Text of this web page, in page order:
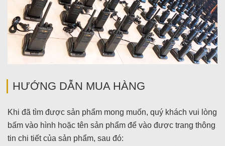
HƯỚNG DẪN MUA HÀNG
Khi đã tìm được sản phẩm mong muốn, quý khách vui lòng
bấm vào hình hoặc tên sản phẩm để vào được trang thông
tin chi tiết của sản phẩm, sau đó: